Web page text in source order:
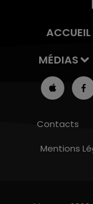
10h00
ACCUEIL
MÉDIAS
Contacts
Mentions